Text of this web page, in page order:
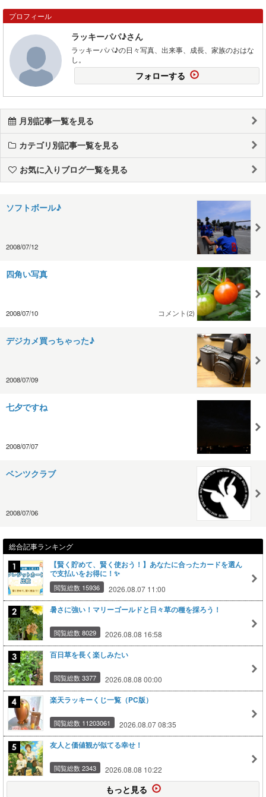
プロフィール
ラッキーパパ♪さん
ラッキーパパ♪の日々写真、出来事、成長、家族のおはな
し。
フォローする
月別記事一覧を見る
カテゴリ別記事一覧を見る
お気に入りブログ一覧を見る
ソフトボール♪
2008/07/12
四角い写真
2008/07/10 コメント(2)
デジカメ買っちゃった♪
2008/07/09
七夕ですね
2008/07/07
ベンツクラブ
2008/07/06
総合記事ランキング
【賢く貯めて、賢く使おう！】あなたに合ったカードを選ん
で支払いをお得に！✨
閲覧総数 15936 2026.08.07 11:00
暑さに強い！マリーゴールドと日々草の種を採ろう！
閲覧総数 8029 2026.08.08 16:58
百日草を長く楽しみたい
閲覧総数 3377 2026.08.08 00:00
楽天ラッキーくじ一覧（PC版）
閲覧総数 11203061 2026.08.07 08:35
友人と価値観が似てる幸せ！
閲覧総数 2343 2026.08.08 10:22
もっと見る